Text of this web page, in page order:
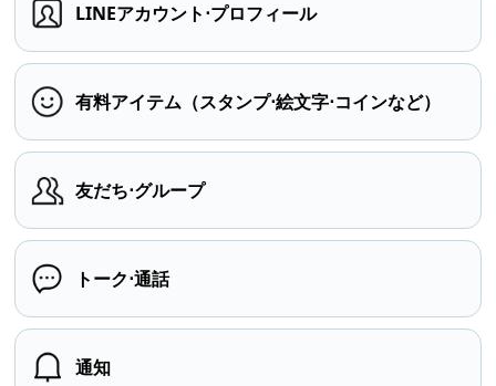
LINEアカウント⋅プロフィール
有料アイテム（スタンプ⋅絵文字⋅コインなど）
友だち⋅グループ
トーク⋅通話
通知